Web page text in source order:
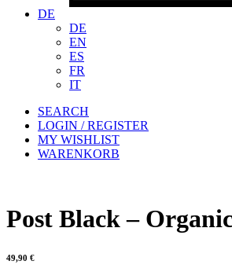
DE
DE
EN
ES
FR
IT
SEARCH
LOGIN / REGISTER
MY WISHLIST
WARENKORB
Post Black –
49,90 €